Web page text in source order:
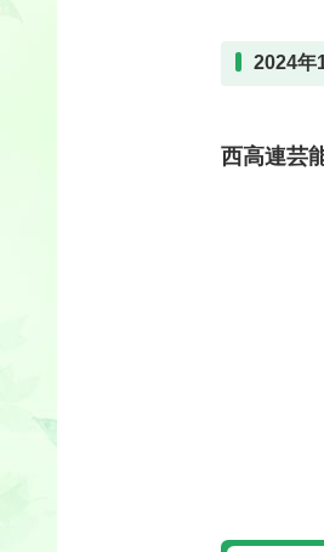
2024年
西高連芸